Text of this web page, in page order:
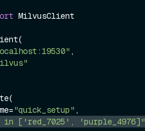
MilvusClient
,
"quick_setup"
in ['red_7025', 'purple_4976]"